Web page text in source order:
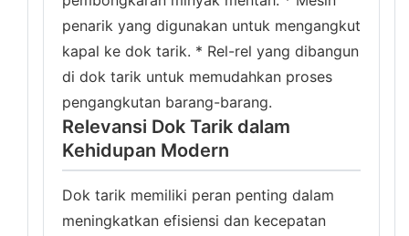
penarik yang digunakan untuk mengangkut
kapal ke dok tarik. * Rel-rel yang dibangun
di dok tarik untuk memudahkan proses
pengangkutan barang-barang.
Relevansi Dok Tarik dalam
Kehidupan Modern
Dok tarik memiliki peran penting dalam
meningkatkan efisiensi dan kecepatan